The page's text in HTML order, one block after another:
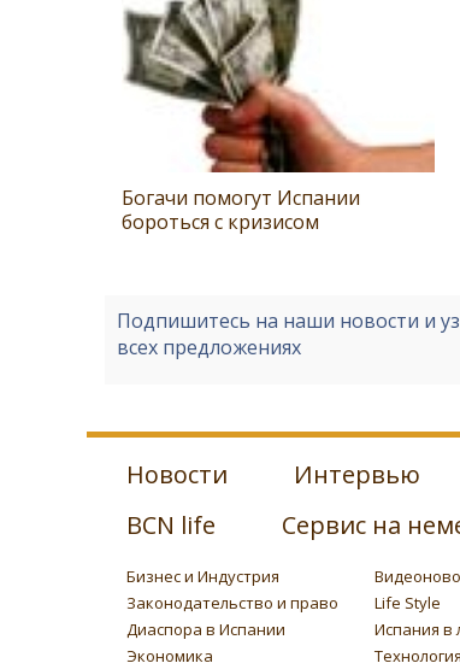
Богачи помогут Испании
бороться с кризисом
Подпишитесь на наши новости и
всех предложениях
Новости Интервью
BCN life
Сервис на
Бизнес и Индустрия
Законодательство и право
Life Style
Диаспора в Испании
Испания в
Экономика
Технология